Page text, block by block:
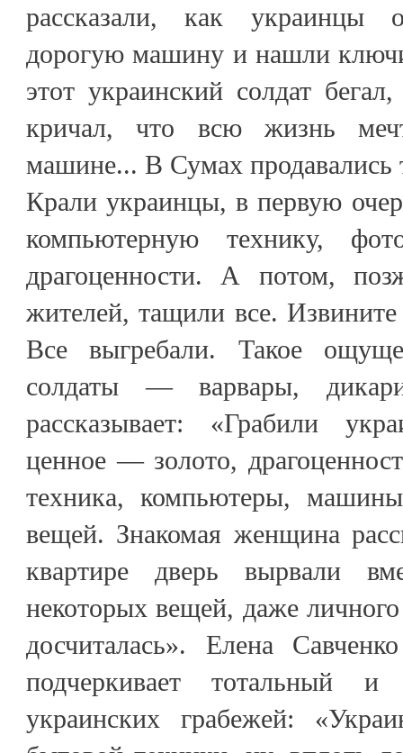
рассказали, как украинцы
дорогую машину и нашли
этот украинский солдат
кричал, что всю жизнь
машине... В Сумах
Крали украинцы, в первую
компьютерную технику,
драгоценности. А потом,
жителей, тащили все.
Все выгребали. Такое
солдаты — варвары,
рассказывает: «Грабили
ценное — золото,
техника, компьютеры,
вещей. Знакомая женщина
квартире дверь вырвали
некоторых вещей, даже
досчиталась». Елена
подчеркивает тотальный и
украинских грабежей: